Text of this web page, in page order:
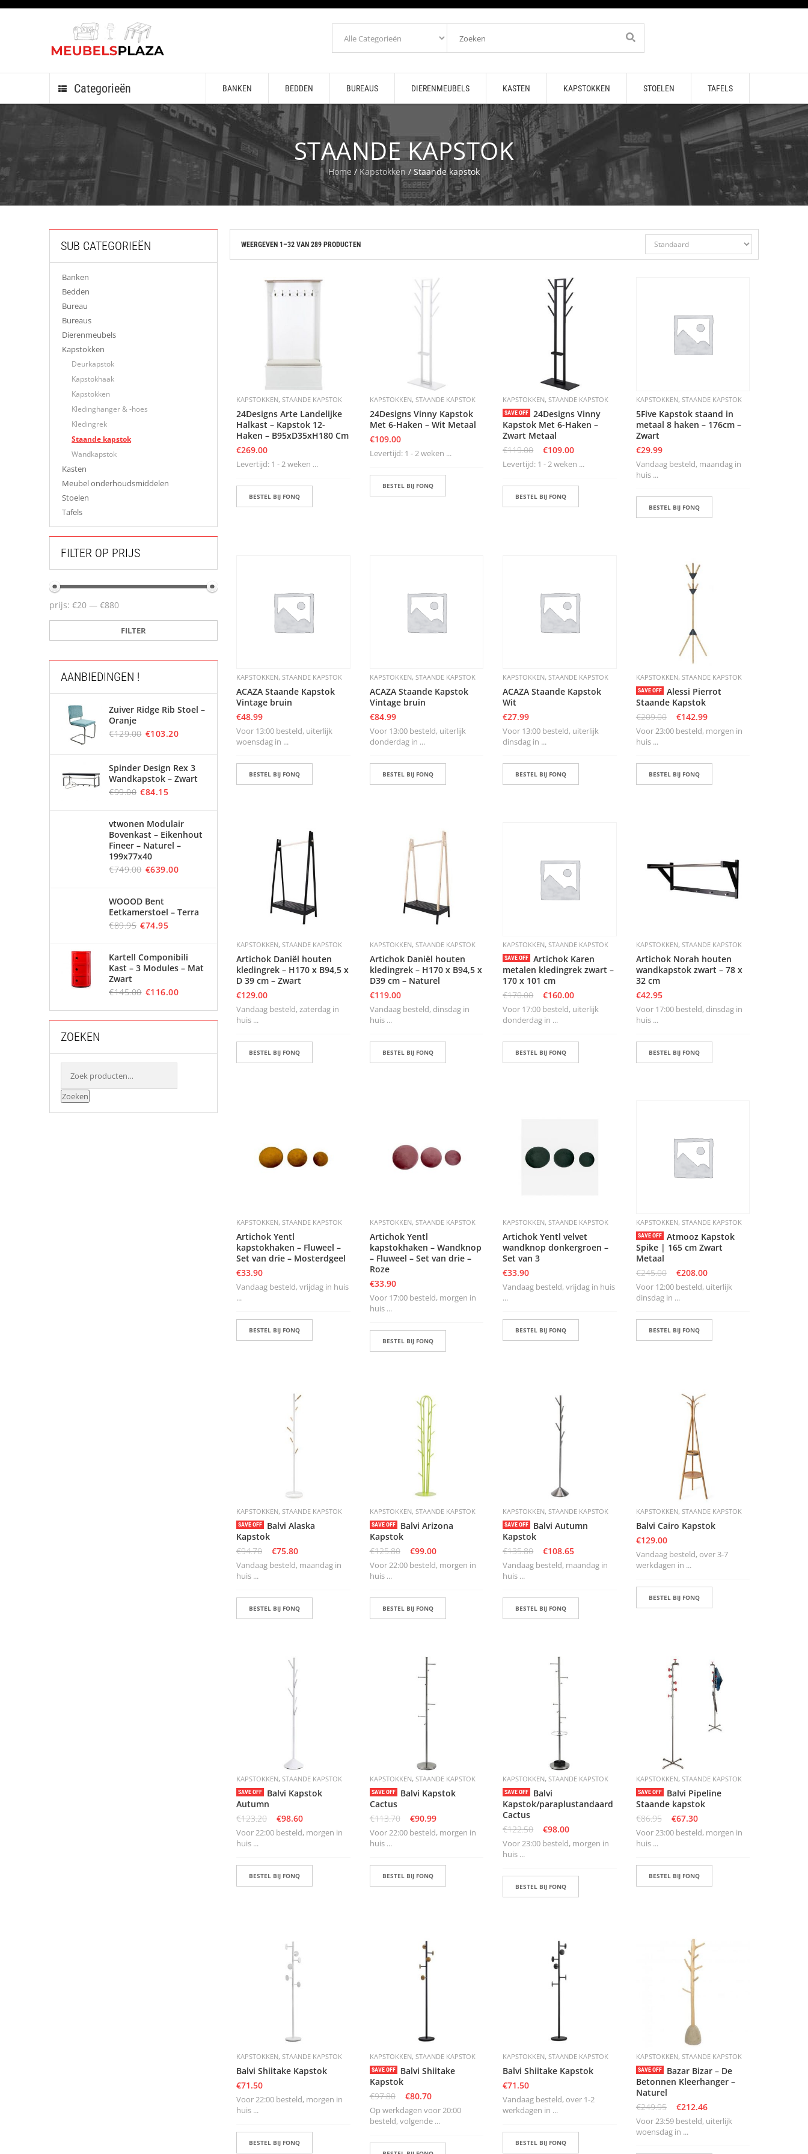
Categorieën BANKEN BEDDEN BUREAUS DIERENMEUBELS KASTEN KAPSTOKKEN STOELEN TAFELS
STAANDE KAPSTOK
Home / Kapstokken / Staande kapstok
SUB CATEGORIEËN
Banken
Bedden
Bureau
Bureaus
Dierenmeubels
Kapstokken
Deurkapstok
Kapstokhaak
Kapstokken
Kledinghanger & -hoes
Kledingrek
Staande kapstok
Wandkapstok
Kasten
Meubel onderhoudsmiddelen
Stoelen
Tafels
FILTER OP PRIJS
FILTER
prijs: €20 — €880
AANBIEDINGEN !
Zuiver Ridge Rib Stoel –
Oranje
€129.00 €103.20
Spinder Design Rex 3
Wandkapstok – Zwart
€99.00 €84.15
vtwonen Modulair
Bovenkast – Eikenhout
Fineer – Naturel –
199x77x40
€749.00 €639.00
WOOOD Bent
Eetkamerstoel – Terra
€89.95 €74.95
Kartell Componibili
Kast – 3 Modules – Mat
Zwart
€145.00 €116.00
ZOEKEN
Zoeken
WEERGEVEN 1–32 VAN 289 PRODUCTEN
KAPSTOKKEN, STAANDE KAPSTOK
24Designs Arte Landelijke
Halkast – Kapstok 12-
Haken – B95xD35xH180 Cm
€269.00
Levertijd: 1 - 2 weken ...
BESTEL BIJ FONQ
KAPSTOKKEN, STAANDE KAPSTOK
24Designs Vinny Kapstok
Met 6-Haken – Wit Metaal
€109.00
Levertijd: 1 - 2 weken ...
BESTEL BIJ FONQ
KAPSTOKKEN,STAANDE KAPSTOK
SAVE OFF
24Designs Vinny
Kapstok Met 6-Haken –
Zwart Metaal
€119.00 €109.00
Levertijd: 1 - 2 weken ...
BESTEL BIJ FONQ
KAPSTOKKEN, STAANDE KAPSTOK
5Five Kapstok staand in
metaal 8 haken – 176cm –
Zwart
€29.99
Vandaag besteld, maandag in
huis ...
BESTEL BIJ FONQ
KAPSTOKKEN, STAANDE KAPSTOK
ACAZA Staande Kapstok
Vintage bruin
€48.99
Voor 13:00 besteld, uiterlijk
woensdag in ...
BESTEL BIJ FONQ
KAPSTOKKEN, STAANDE KAPSTOK
ACAZA Staande Kapstok
Vintage bruin
€84.99
Voor 13:00 besteld, uiterlijk
donderdag in ...
BESTEL BIJ FONQ
KAPSTOKKEN,STAANDE KAPSTOK
ACAZA Staande Kapstok
Wit
€27.99
Voor 13:00 besteld, uiterlijk
dinsdag in ...
BESTEL BIJ FONQ
KAPSTOKKEN, STAANDE KAPSTOK
SAVE OFF
Alessi Pierrot
Staande Kapstok
€209.00 €142.99
Voor 23:00 besteld, morgen in
huis ...
BESTEL BIJ FONQ
KAPSTOKKEN, STAANDE KAPSTOK
Artichok Daniël houten
kledingrek – H170 x B94,5 x
D 39 cm – Zwart
€129.00
Vandaag besteld, zaterdag in
huis ...
BESTEL BIJ FONQ
KAPSTOKKEN, STAANDE KAPSTOK
Artichok Daniël houten
kledingrek – H170 x B94,5 x
D39 cm – Naturel
€119.00
Vandaag besteld, dinsdag in
huis ...
BESTEL BIJ FONQ
KAPSTOKKEN,STAANDE KAPSTOK
SAVE OFF
Artichok Karen
metalen kledingrek zwart –
170 x 101 cm
€170.00 €160.00
Voor 17:00 besteld, uiterlijk
donderdag in ...
BESTEL BIJ FONQ
KAPSTOKKEN, STAANDE KAPSTOK
Artichok Norah houten
wandkapstok zwart – 78 x
32 cm
€42.95
Voor 17:00 besteld, dinsdag in
huis ...
BESTEL BIJ FONQ
KAPSTOKKEN, STAANDE KAPSTOK
Artichok Yentl
kapstokhaken – Fluweel –
Set van drie – Mosterdgeel
€33.90
Vandaag besteld, vrijdag in huis
...
BESTEL BIJ FONQ
KAPSTOKKEN, STAANDE KAPSTOK
Artichok Yentl
kapstokhaken – Wandknop
– Fluweel – Set van drie –
Roze
€33.90
Voor 17:00 besteld, morgen in
huis ...
BESTEL BIJ FONQ
KAPSTOKKEN,STAANDE KAPSTOK
Artichok Yentl velvet
wandknop donkergroen –
Set van 3
€33.90
Vandaag besteld, vrijdag in huis
...
BESTEL BIJ FONQ
KAPSTOKKEN, STAANDE KAPSTOK
SAVE OFF
Atmooz Kapstok
Spike | 165 cm Zwart
Metaal
€245.00 €208.00
Voor 12:00 besteld, uiterlijk
dinsdag in ...
BESTEL BIJ FONQ
KAPSTOKKEN, STAANDE KAPSTOK
SAVE OFF
Balvi Alaska
Kapstok
€94.70 €75.80
Vandaag besteld, maandag in
huis ...
BESTEL BIJ FONQ
KAPSTOKKEN, STAANDE KAPSTOK
SAVE OFF
Balvi Arizona
Kapstok
€125.80 €99.00
Voor 22:00 besteld, morgen in
huis ...
BESTEL BIJ FONQ
KAPSTOKKEN,STAANDE KAPSTOK
SAVE OFF
Balvi Autumn
Kapstok
€135.80 €108.65
Vandaag besteld, maandag in
huis ...
BESTEL BIJ FONQ
KAPSTOKKEN, STAANDE KAPSTOK
Balvi Cairo Kapstok
€129.00
Vandaag besteld, over 3-7
werkdagen in ...
BESTEL BIJ FONQ
KAPSTOKKEN, STAANDE KAPSTOK
SAVE OFF
Balvi Kapstok
Autumn
€123.20 €98.60
Voor 22:00 besteld, morgen in
huis ...
BESTEL BIJ FONQ
KAPSTOKKEN, STAANDE KAPSTOK
SAVE OFF
Balvi Kapstok
Cactus
€113.70 €90.99
Voor 22:00 besteld, morgen in
huis ...
BESTEL BIJ FONQ
KAPSTOKKEN,STAANDE KAPSTOK
SAVE OFF
Balvi
Kapstok/paraplustandaard
Cactus
€122.50 €98.00
Voor 23:00 besteld, morgen in
huis ...
BESTEL BIJ FONQ
KAPSTOKKEN, STAANDE KAPSTOK
SAVE OFF
Balvi Pipeline
Staande kapstok
€86.95 €67.30
Voor 23:00 besteld, morgen in
huis ...
BESTEL BIJ FONQ
KAPSTOKKEN, STAANDE KAPSTOK
Balvi Shiitake Kapstok
€71.50
Voor 22:00 besteld, morgen in
huis ...
BESTEL BIJ FONQ
KAPSTOKKEN, STAANDE KAPSTOK
SAVE OFF
Balvi Shiitake
Kapstok
€97.80 €80.70
Op werkdagen voor 20:00
besteld, volgende ...
KAPSTOKKEN,STAANDE KAPSTOK
Balvi Shiitake Kapstok
€71.50
Vandaag besteld, over 1-2
werkdagen in ...
BESTEL BIJ FONQ
KAPSTOKKEN, STAANDE KAPSTOK
SAVE OFF
Bazar Bizar – De
Betonnen Kleerhanger –
Naturel
€249.95 €212.46
Voor 23:59 besteld, uiterlijk
woensdag in ...